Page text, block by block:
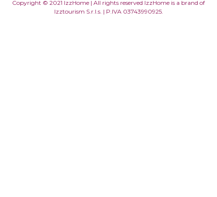
Copyright © 2021 IzzHome | All rights reserved IzzHome is a brand of
Izztourism S.r.l.s. | P.IVA 03743990925.